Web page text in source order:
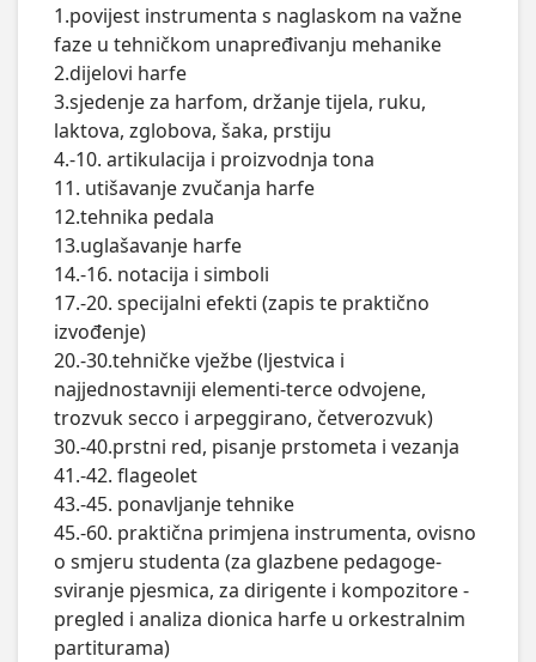
1.povijest instrumenta s naglaskom na važne
faze u tehničkom unapređivanju mehanike
2.dijelovi harfe
3.sjedenje za harfom, držanje tijela, ruku,
laktova, zglobova, šaka, prstiju
4.-10. artikulacija i proizvodnja tona
11. utišavanje zvučanja harfe
12.tehnika pedala
13.uglašavanje harfe
14.-16. notacija i simboli
17.-20. specijalni efekti (zapis te praktično
izvođenje)
20.-30.tehničke vježbe (ljestvica i
najjednostavniji elementi-terce odvojene,
trozvuk secco i arpeggirano, četverozvuk)
30.-40.prstni red, pisanje prstometa i vezanja
41.-42. flageolet
43.-45. ponavljanje tehnike
45.-60. praktična primjena instrumenta, ovisno
o smjeru studenta (za glazbene pedagoge-
sviranje pjesmica, za dirigente i kompozitore -
pregled i analiza dionica harfe u orkestralnim
partiturama)